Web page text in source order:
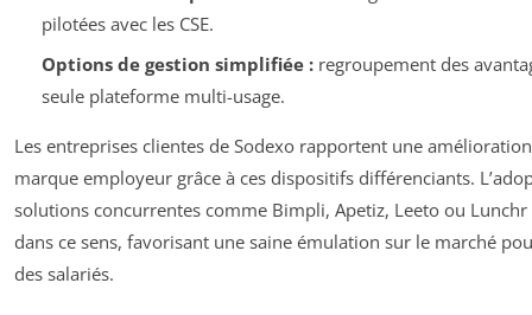
pilotées avec les CSE.
Options de gestion simplifiée :regroupement des
seule plateforme multi-usage.
Les entreprises clientes de Sodexo rapportent une
marque employeur grâce à ces dispositifs différenciants.
solutions concurrentes comme Bimpli, Apetiz, Leeto ou Lunchr
dans ce sens, favorisant une saine émulation sur le marché
des salariés.